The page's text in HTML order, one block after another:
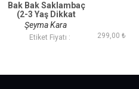
Bak Bak Saklambaç
(2-3 Yaş Dikkat
Geliştirme Oyun
Kartları)
Şeyma Kara
Etiket Fiyatı : 299,00 ₺